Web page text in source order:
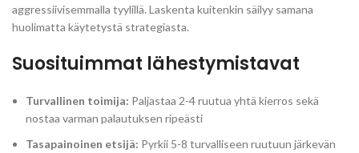
aggressiivisemmalla tyylillä. Laskenta kuitenkin säilyy samana
huolimatta käytetystä strategiasta.
Suosituimmat lähestymistavat
Turvallinen toimija: Paljastaa 2-4 ruutua yhtä kierros sekä
nostaa varman palautuksen ripeästi
Tasapainoinen etsijä: Pyrkii 5-8 turvalliseen ruutuun järkevän